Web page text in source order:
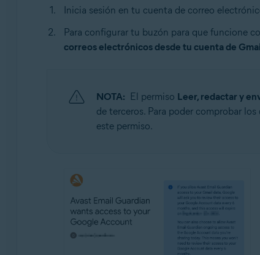
Inicia sesión en tu cuenta de correo
Para configurar tu buzón para que funcione
correos electrónicos desde tu cuenta de
NOTA: El permiso Leer, redactar y
de terceros. Para poder comprobar
este permiso.